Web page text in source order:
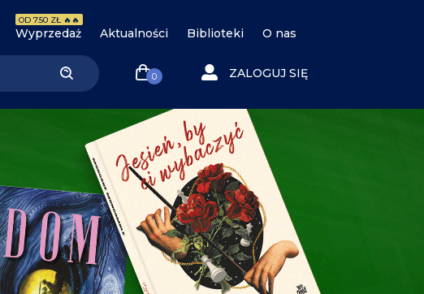
Wyprzedaż
OD 7.50 ZŁ 🔥🔥
Aktualności Biblioteki O nas
0 ZALOGUJ SIĘ